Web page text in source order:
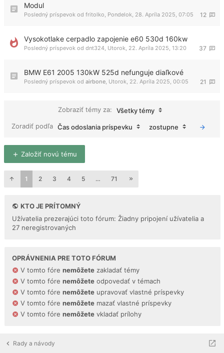
Modul
12
Posledný príspevok od fritolko Pondelok, 28. Apríla 2025, 07:05
Vysokotlake cerpadlo zapojenie e60 530d 160kw
37
Posledný príspevok od dnt324 Utorok, 22. Apríla 2025, 13:20
BMW E61 2005 130kW 525d nefunguje diaľkové
21
Posledný príspevok od airbone Utorok, 22. Apríla 2025, 00:05
Zobraziť témy za:
Všetky témy
Zoradiť podľa Čas odoslania príspevku zostupne
Založiť novú tému
1 2 3 4 5 … 71
KTO JE PRÍTOMNÝ
Užívatelia prezerajúci toto fórum: Žiadny pripojení užívatelia a
27 neregistrovaných
OPRÁVNENIA PRE TOTO FÓRUM
V tomto fóre nemôžete zakladať témy
V tomto fóre nemôžete odpovedať v témach
V tomto fóre nemôžete upravovať vlastné príspevky
V tomto fóre nemôžete mazať vlastné príspevky
V tomto fóre nemôžete vkladať prílohy
Rady a návody